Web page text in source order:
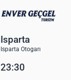
Isparta
Isparta Otogarı
23:30